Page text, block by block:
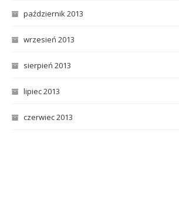
październik 2013
wrzesień 2013
sierpień 2013
lipiec 2013
czerwiec 2013